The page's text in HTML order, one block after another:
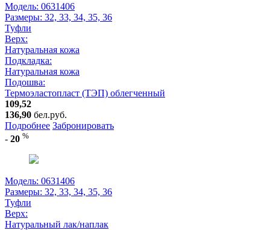
Модель: 0631406
Размеры: 32, 33, 34, 35, 36
Туфли
Верх:
Натуральная кожа
Подкладка:
Натуральная кожа
Подошва:
Термоэластопласт (ТЭП) облегченный
109,52
136,90 бел.руб.
Подробнее Забронировать
- 20 %
Модель: 0631406
Размеры: 32, 33, 34, 35, 36
Туфли
Верх:
Натуральный лак/наплак